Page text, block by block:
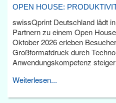
OPEN HOUSE:
swissQprint Deutschland lädt
Partnern zu einem Open
Oktober 2026 erleben
Großformatdruck durch
Anwendungskompetenz
Weiterlesen...